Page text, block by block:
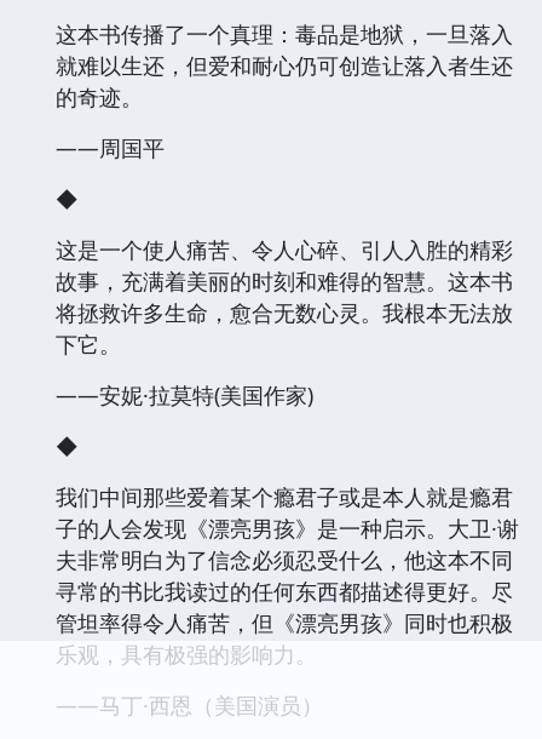
这本书传播了一个真理：毒品是地狱，一旦落入
就难以生还，但爱和耐心仍可创造让落入者生还
的奇迹。
——周国平
◆
这是一个使人痛苦、令人心碎、引人入胜的精彩
故事，充满着美丽的时刻和难得的智慧。这本书
将拯救许多生命，愈合无数心灵。我根本无法放
下它。
——安妮·拉莫特(美国作家)
◆
我们中间那些爱着某个瘾君子或是本人就是瘾君
子的人会发现《漂亮男孩》是一种启示。大卫·谢
夫非常明白为了信念必须忍受什么，他这本不同
寻常的书比我读过的任何东西都描述得更好。尽
管坦率得令人痛苦，但《漂亮男孩》同时也积极
乐观，具有极强的影响力。
——马丁·西恩（美国演员）